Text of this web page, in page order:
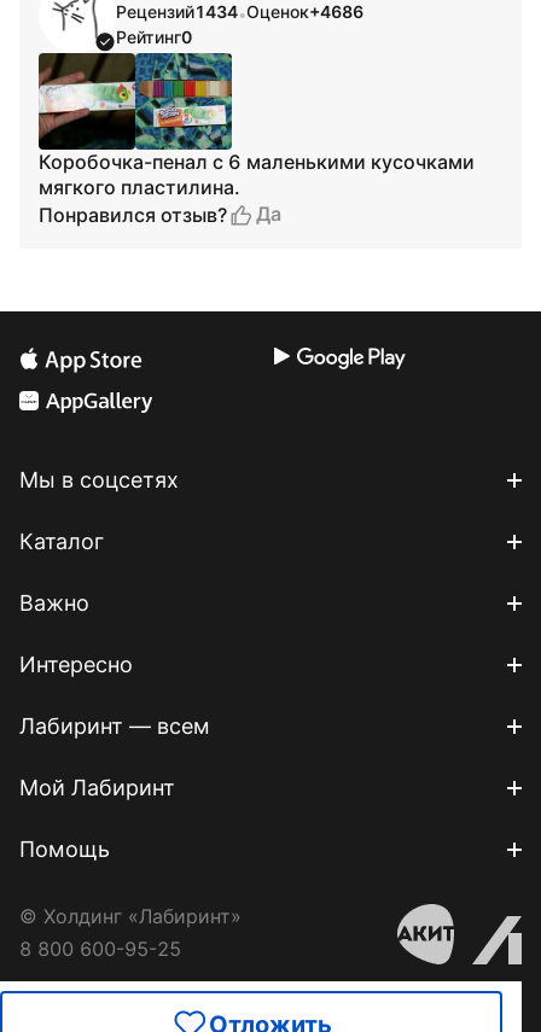
Отложить
Рецензий1434•Оценок+4686
Рейтинг0
Коробочка-пенал с 6 маленькими кусочками
мягкого пластилина.
Понравился отзыв?
Да
Мы в соцсетях
Каталог
Важно
Интересно
Лабиринт — всем
Мой Лабиринт
Помощь
© Холдинг «Лабиринт»
8 800 600-95-25